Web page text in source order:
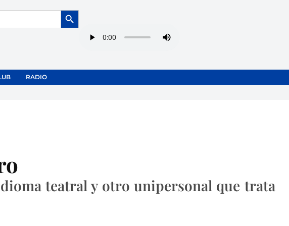
Botón de búsqueda
RADIO
teatral y otro unipersonal que trata